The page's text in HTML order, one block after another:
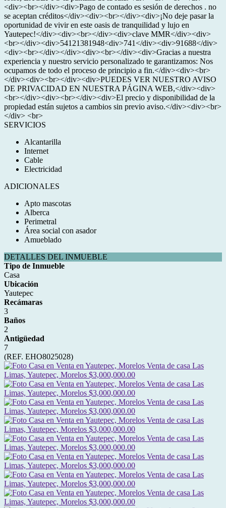
<div><br></div><div>Pago de contado es sesión de derechos . no
se aceptan créditos</div><div><br></div><div>¡No deje pasar la
oportunidad de vivir en este oasis de tranquilidad y lujo en
Yautepec!</div><div><br></div><div>clave MMR</div><div>
<br></div><div>54121381948<div>741</div><div>91688</div>
<div><br></div></div><div><br></div><div>Gracias a nuestra
experiencia y nuestro servicio personalizado te garantizamos: Nos
ocupamos de todo el proceso de principio a fin.</div><div><br>
</div><div><br></div><div>PUEDES VER NUESTRO AVISO
DE PRIVACIDAD EN NUESTRA PÁGINA WEB,</div><div>
<br></div><div><br></div><div>El precio y disponibilidad de la
propiedad están sujetos a cambios sin previo aviso.</div><div><br>
</div> <br>
SERVICIOS
Alcantarilla
Internet
Cable
Electricidad
ADICIONALES
Apto mascotas
Alberca
Perimetral
Área social con asador
Amueblado
DETALLES DEL INMUEBLE
Tipo de Inmueble
Casa
Ubicación
Yautepec
Recámaras
3
Baños
2
Antigüedad
7
(REF. EHO8025028)